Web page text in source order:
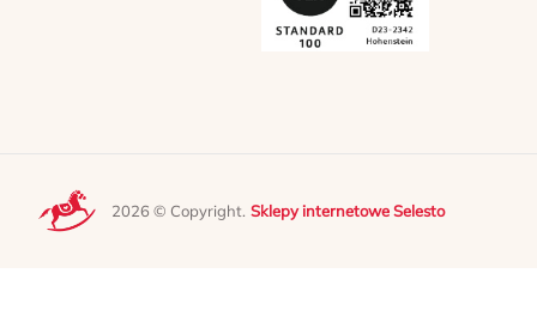
2026 © Copyright. Sklepy internetowe Selesto